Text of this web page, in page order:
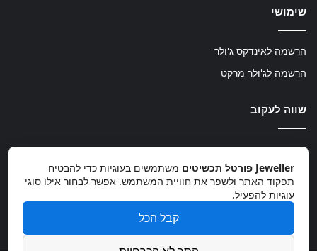
שימושי
הרשמה לאינדקס ג'ולר
הרשמה לג'ולר מרקט
שווה לעקוב
Facebook
Instagram
TikTok Jeweller פורטל תכשיטים
משתמשים בעוגיות כדי להבטיח
תפקוד האתר ולשפר את חוויית המשתמש. אפשר לבחור אילו סוגי
עוגיות להפעיל.
קבל הכל